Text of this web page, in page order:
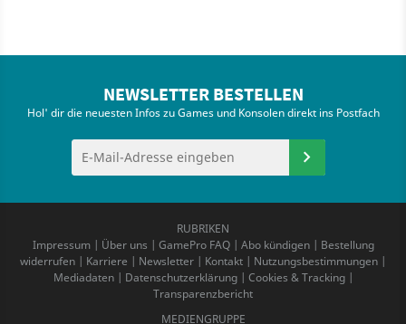
NEWSLETTER BESTELLEN
Hol' dir die neuesten Infos zu Games und Konsolen direkt ins Postfach
RUBRIKEN
Impressum| Über uns | GamePro FAQ| Abo kündigen| Bestellung
widerrufen | Karriere | Newsletter | Kontakt | Nutzungsbestimmungen |
Mediadaten| Datenschutzerklärung| Cookies & Tracking|
Transparenzbericht
MEDIENGRUPPE